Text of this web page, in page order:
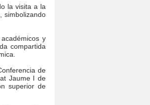
la visita a la
simbolizando
y
compartida
de
Jaume I de
superior de